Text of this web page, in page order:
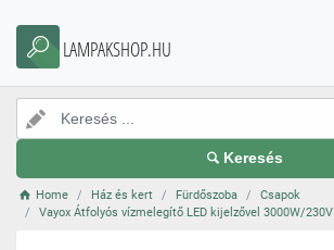
LAMPAKSHOP.HU
Keresés
Home Ház és kert Fürdőszoba
Csapok
Vayox Átfolyós vízmelegítő LED kijelzővel 3000W/